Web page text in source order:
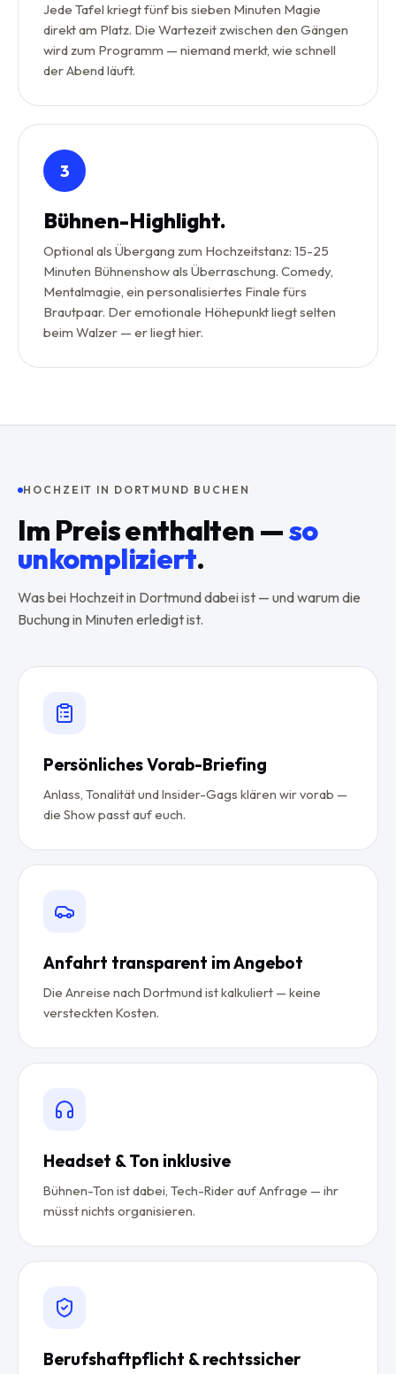
Jede Tafel kriegt fünf bis sieben Minuten Magie
direkt am Platz. Die Wartezeit zwischen den Gängen
wird zum Programm — niemand merkt, wie schnell
der Abend läuft.
3
Bühnen-Highlight.
Optional als Übergang zum Hochzeitstanz: 15-25
Minuten Bühnenshow als Überraschung. Comedy,
Mentalmagie, ein personalisiertes Finale fürs
Brautpaar. Der emotionale Höhepunkt liegt selten
beim Walzer — er liegt hier.
HOCHZEIT IN DORTMUND BUCHEN
Im Preis enthalten —so
unkompliziert.
Was bei Hochzeit in Dortmund dabei ist — und warum die
Buchung in Minuten erledigt ist.
Persönliches Vorab-Briefing
Anlass, Tonalität und Insider-Gags klären wir vorab —
die Show passt auf euch.
Anfahrt transparent im Angebot
Die Anreise nach Dortmund ist kalkuliert — keine
versteckten Kosten.
Headset & Ton inklusive
Bühnen-Ton ist dabei, Tech-Rider auf Anfrage — ihr
müsst nichts organisieren.
Berufshaftpflicht & rechtssicher